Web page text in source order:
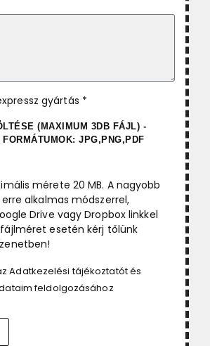
gyártás *
(MAXIMUM 3DB FÁJL) -
FORMÁTUMOK: JPG,PNG,PDF
mérete 20 MB. A nagyobb
alkalmas módszerrel,
Drive vagy Dropbox linkkel
esetén kérj tőlünk
Adatkezelési tájékoztatótés
feldolgozásához